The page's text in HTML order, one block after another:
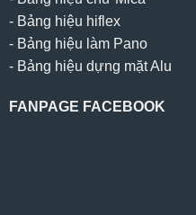
- Bảng hiệu hiflex
- Bảng hiệu làm Pano
- Bảng hiệu dựng mặt Alu
FANPAGE FACEBOOK